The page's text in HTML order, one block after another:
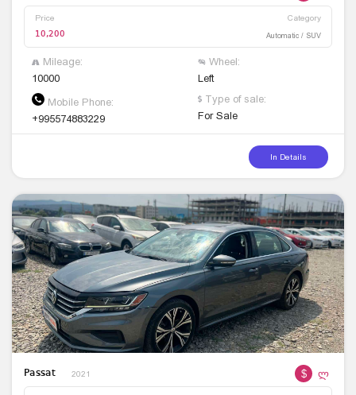
Price Category
10,200 Automatic / SUV
Mileage:
10000
Wheel:
Left
Mobile Phone:
+995574883229
Type of sale:
For Sale
In Details
Passat 2021 $ ლ